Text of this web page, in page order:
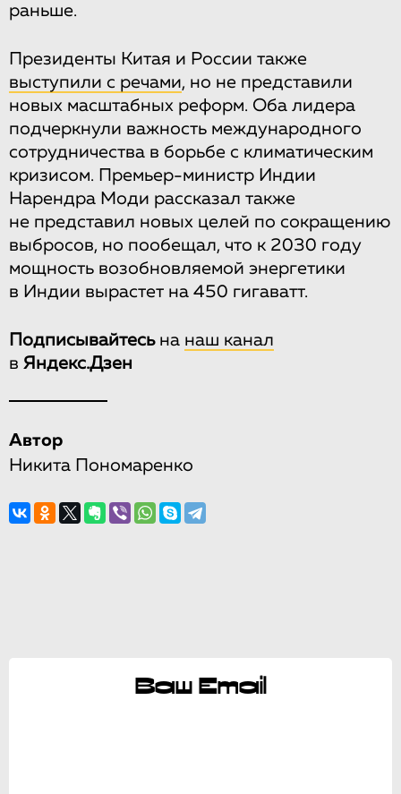
раньше.
Президенты Китая и России также
выступили с речами, но не представили
новых масштабных реформ. Оба лидера
подчеркнули важность международного
сотрудничества в борьбе с климатическим
кризисом. Премьер-министр Индии
Нарендра Моди рассказал также
не представил новых целей по сокращению
выбросов, но пообещал, что к 2030 году
мощность возобновляемой энергетики
в Индии вырастет на 450 гигаватт.
Подписывайтесьна наш канал
в Яндекс.Дзен
Автор
Никита Пономаренко
Ваш Email